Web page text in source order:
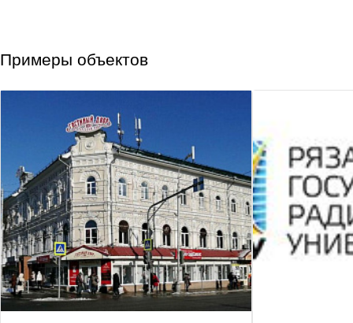
Примеры объектов